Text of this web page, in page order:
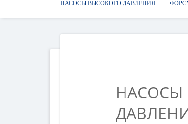
НАСОСЫ ВЫСОКОГО ДАВЛЕНИЯ
НАСОСЫ